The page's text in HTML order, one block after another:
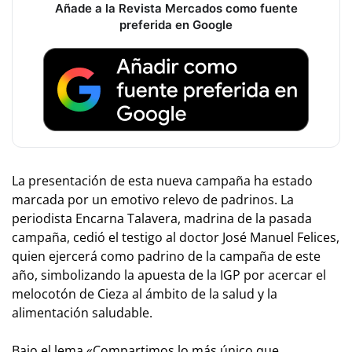
Añade a la Revista Mercados como fuente
preferida en Google
La presentación de esta nueva campaña ha estado
marcada por un emotivo relevo de padrinos. La
periodista Encarna Talavera, madrina de la pasada
campaña, cedió el testigo al doctor José Manuel Felices,
quien ejercerá como padrino de la campaña de este
año, simbolizando la apuesta de la IGP por acercar el
melocotón de Cieza al ámbito de la salud y la
alimentación saludable.